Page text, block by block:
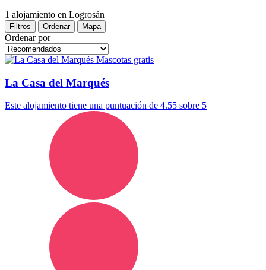
1 alojamiento en Logrosán
Filtros Ordenar Mapa
Ordenar por
Mascotas gratis
La Casa del Marqués
Este alojamiento tiene una puntuación de 4.55 sobre 5